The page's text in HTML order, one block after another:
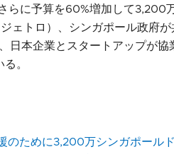
に予算を60%増加して3,200
ェトロ）、シンガポール政府が
日本企業とスタートアップが協
。
のために3,200万シンガポール